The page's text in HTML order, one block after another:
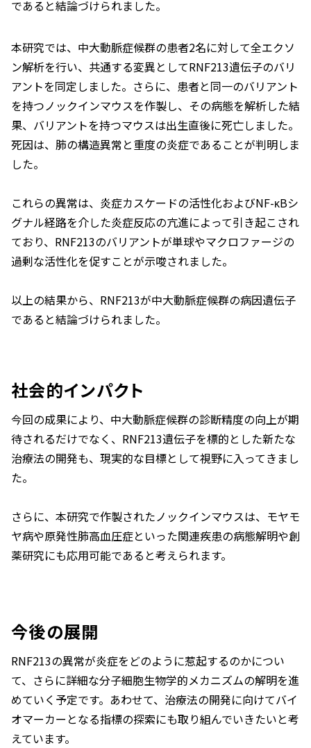
であると結論づけられました。
本研究では、中大動脈症候群の患者2名に対して全エクソ
ン解析を行い、共通する変異としてRNF213遺伝子のバリ
アントを同定しました。さらに、患者と同一のバリアント
を持つノックインマウスを作製し、その病態を解析した結
果、バリアントを持つマウスは出生直後に死亡しました。
死因は、肺の構造異常と重度の炎症であることが判明しま
した。
これらの異常は、炎症カスケードの活性化およびNF-κBシ
グナル経路を介した炎症反応の亢進によって引き起こされ
ており、RNF213のバリアントが単球やマクロファージの
過剰な活性化を促すことが示唆されました。
以上の結果から、RNF213が中大動脈症候群の病因遺伝子
であると結論づけられました。
社会的インパクト
今回の成果により、中大動脈症候群の診断精度の向上が期
待されるだけでなく、 RNF213遺伝子を標的とした新たな
治療法の開発も、現実的な目標として視野に入ってきまし
た。
さらに、本研究で作製されたノックインマウスは、モヤモ
ヤ病や原発性肺高血圧症といった関連疾患の病態解明や創
薬研究にも応用可能であると考えられます。
今後の展開
RNF213の異常が炎症をどのように惹起するのかについ
て、さらに詳細な分子細胞生物学的メカニズムの解明を進
めていく予定です。あわせて、治療法の開発に向けてバイ
オマーカーとなる指標の探索にも取り組んでいきたいと考
えています。